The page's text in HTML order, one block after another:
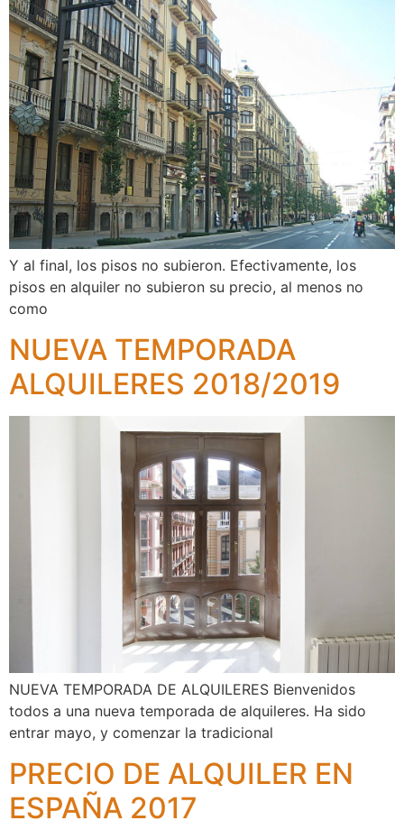
Y al final, los pisos no subieron. Efectivamente, los
pisos en alquiler no subieron su precio, al menos no
como
NUEVA TEMPORADA
ALQUILERES 2018/2019
NUEVA TEMPORADA DE ALQUILERES Bienvenidos
todos a una nueva temporada de alquileres. Ha sido
entrar mayo, y comenzar la tradicional
PRECIO DE ALQUILER EN
ESPAÑA 2017